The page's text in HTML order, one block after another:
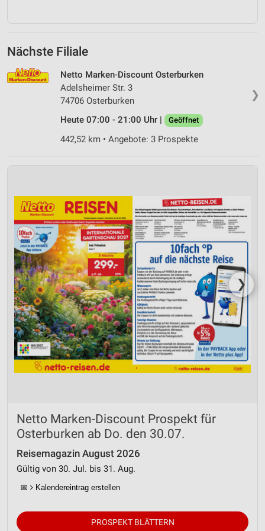
Nächste Filiale
❯
Netto Marken-Discount Osterburken
Adelsheimer Str. 3
74706 Osterburken
Heute 07:00 - 21:00 Uhr |
Geöffnet
442,52 km • Angebote: 3 Prospekte
❯
Netto Marken-Discount Prospekt für
Osterburken ab Do. den 30.07.
Reisemagazin August 2026
Gültig von 30. Jul. bis 31. Aug.
📅 Kalendereintrag erstellen
PROSPEKT BLÄTTERN